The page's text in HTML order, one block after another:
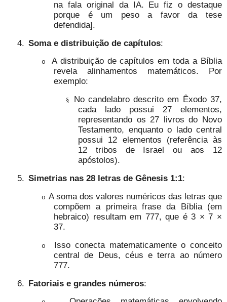
na fala original da IA. Eu fiz o destaque
porque é um peso a favor da tese
defendida].
4. Soma e distribuição de capítulos:
o
A distribuição de capítulos em toda a Bíblia
revela alinhamentos matemáticos. Por
exemplo:
§
No candelabro descrito em Êxodo 37,
cada lado possui 27 elementos,
representando os 27 livros do Novo
Testamento, enquanto o lado central
possui 12 elementos (referência às
12 tribos de Israel ou aos 12
apóstolos).
5. Simetrias nas 28 letras de Gênesis 1:1:
o A soma dos valores numéricos das letras que
compõem a primeira frase da Bíblia (em
hebraico) resultam em 777, que é 3 × 7 ×
37.
o
Isso conecta matematicamente o conceito
central de Deus, céus e terra ao número
777.
6. Fatoriais e grandes números: